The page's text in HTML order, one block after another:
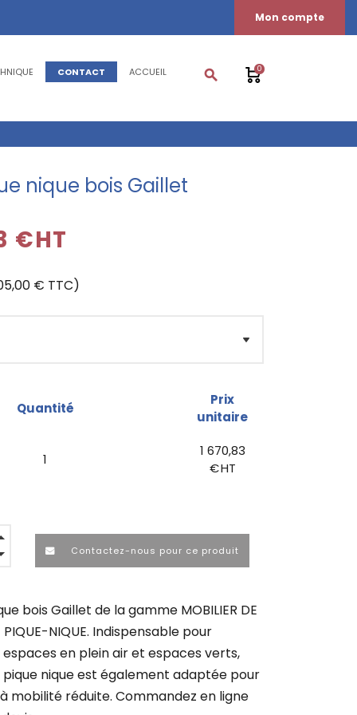
Mon compte
CONTACT ACCUEIL search 0
nique bois Gaillet
€HT
€ TTC)
Quantité
Prix
unitaire
1
1 670,83
€ HT
Contactez-nous pour ce produit
bois Gaillet de la gamme MOBILIER DE
PIQUE-NIQUE. Indispensable pour
en plein air et espaces verts,
nique est également adaptée pour
mobilité réduite. Commandez en ligne